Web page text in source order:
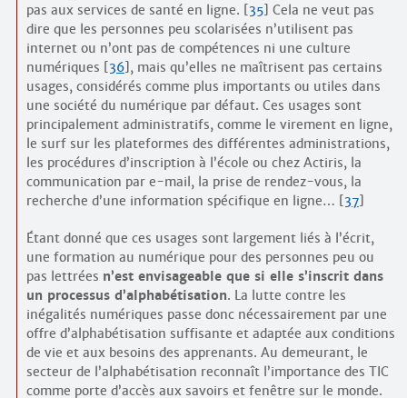
pas aux services de santé en ligne. [35] Cela ne veut pas
dire que les personnes peu scolarisées n’utilisent pas
internet ou n’ont pas de compétences ni une culture
numériques [36], mais qu’elles ne maîtrisent pas certains
usages, considérés comme plus importants ou utiles dans
une société du numérique par défaut. Ces usages sont
principalement administratifs, comme le virement en ligne,
le surf sur les plateformes des différentes administrations,
les procédures d’inscription à l’école ou chez Actiris, la
communication par e-mail, la prise de rendez-vous, la
recherche d’une information spécifique en ligne… [37]
Étant donné que ces usages sont largement liés à l’écrit,
une formation au numérique pour des personnes peu ou
pas lettrées n’est envisageable que si elle s’inscrit dans
un processus d’alphabétisation. La lutte contre les
inégalités numériques passe donc nécessairement par une
offre d’alphabétisation suffisante et adaptée aux conditions
de vie et aux besoins des apprenants. Au demeurant, le
secteur de l’alphabétisation reconnaît l’importance des TIC
comme porte d’accès aux savoirs et fenêtre sur le monde.